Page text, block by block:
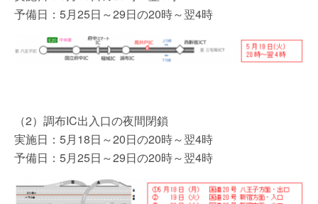
予備日：5月25日～29日の20時～翌4時
（2）調布IC出入口の夜間閉鎖
実施日：5月18日～20日の20時～翌4時
予備日：5月25日～29日の20時～翌4時